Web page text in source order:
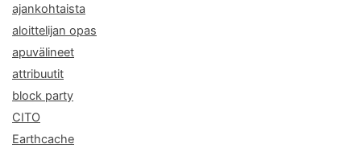
ajankohtaista
aloittelijan opas
apuvälineet
attribuutit
block party
CITO
Earthcache